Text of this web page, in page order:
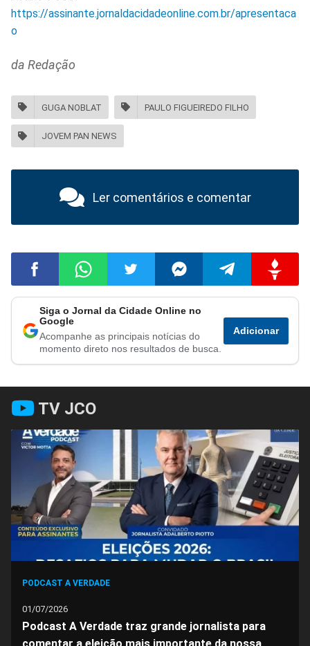
https://assinante.jornaldacidadeonline.com.br/apresentaca
o
da Redação
GUGA NOBLAT PAULO FIGUEIREDO FILHO
JOVEM PAN NEWS
Ler comentários e comentar
Compartilhar
no
Facebook
Compartilhar
no
Whatsapp
Compartilhar
no
Twitter
Compartilhar
no
Messenger
Compartilhar
no
Telegram
no
Gettr
Siga o Jornal da Cidade Online no
Google
Acompanhe as principais notícias do
momento direto nos resultados de busca.
Adicionar
TV JCO
PODCAST A VERDADE
01/07/2026
Podcast A Verdade traz grande jornalista para